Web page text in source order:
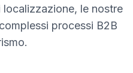
le nostre
processi B2B